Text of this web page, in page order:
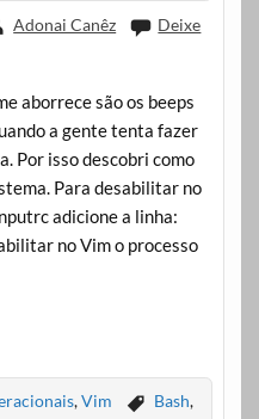
Adonai Canêz
Deixe
aborrece são os beeps
a gente tenta fazer
Por isso descobri como
Para desabilitar no
adicione a linha:
no Vim o processo
,Vim Bash,